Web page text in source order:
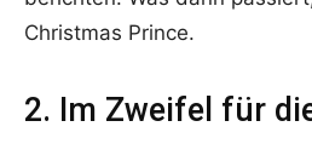
Christmas Prince.
2. Im Zweifel für